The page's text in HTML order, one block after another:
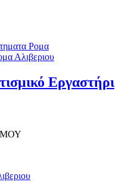
Ρομα
Αλιβεριου
Εργαστήρι